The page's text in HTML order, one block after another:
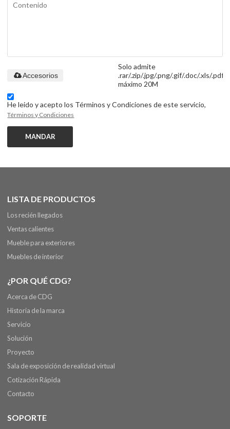
Solo admite
.rar/.zip/.jpg/.png/.gif/.doc/.xls/.pdf,
máximo 20M
Accesorios
He leido y acepto los Términos y Condiciones de este servicio,
Términos y Condiciones
MANDAR
LISTA DE PRODUCTOS
Los recién llegados
Ventas calientes
Mueble para exteriores
Muebles de interior
¿POR QUÉ CDG?
Acerca de CDG
Historia de la marca
Servicio
Solución
Proyecto
Sala de exposición de realidad virtual
Cotización Rápida
Contacto
SOPORTE